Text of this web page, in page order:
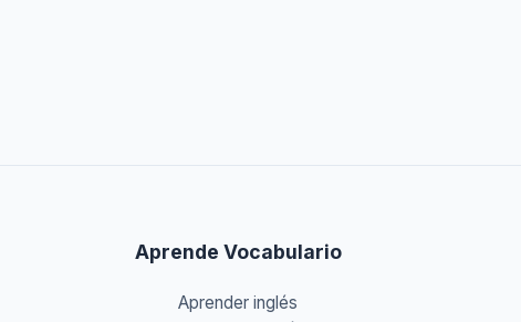
Aprende Vocabulario
Aprender inglés